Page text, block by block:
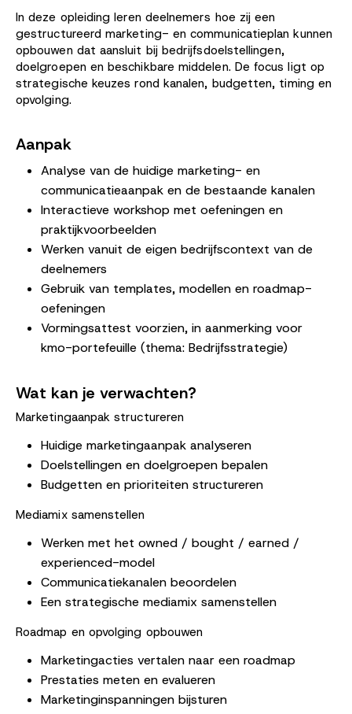
In deze opleiding leren deelnemers hoe zij een
gestructureerd marketing- en communicatieplan kunnen
opbouwen dat aansluit bij bedrijfsdoelstellingen,
doelgroepen en beschikbare middelen. De focus ligt op
strategische keuzes rond kanalen, budgetten, timing en
opvolging.
Aanpak
Analyse van de huidige marketing- en
communicatieaanpak en de bestaande kanalen
Interactieve workshop met oefeningen en
praktijkvoorbeelden
Werken vanuit de eigen bedrijfscontext van de
deelnemers
Gebruik van templates, modellen en roadmap-
oefeningen
Vormingsattest voorzien, in aanmerking voor
kmo-portefeuille (thema: Bedrijfsstrategie)
Wat kan je verwachten?
Marketingaanpak structureren
Huidige marketingaanpak analyseren
Doelstellingen en doelgroepen bepalen
Budgetten en prioriteiten structureren
Mediamix samenstellen
Werken met het owned / bought / earned /
experienced-model
Communicatiekanalen beoordelen
Een strategische mediamix samenstellen
Roadmap en opvolging opbouwen
Marketingacties vertalen naar een roadmap
Prestaties meten en evalueren
Marketinginspanningen bijsturen